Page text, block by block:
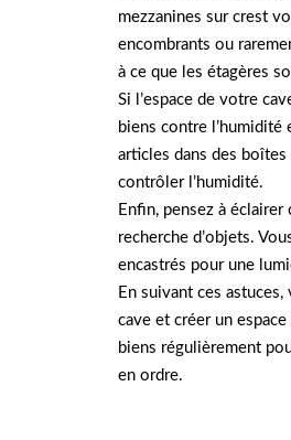
mezzanines sur crest
encombrants ou
à ce que les étagères
Si l’espace de votre
biens contre l’humidité
articles dans des
contrôler l’humidité.
Enfin, pensez à
recherche d’objets.
encastrés pour une
En suivant ces
cave et créer un
biens régulièrement
en ordre.